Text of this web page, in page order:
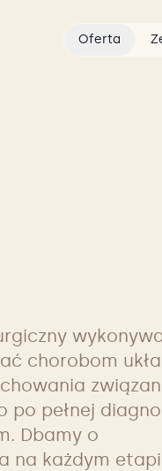
Oferta
chorobom
po pełnej
Dbamy o
na każdym